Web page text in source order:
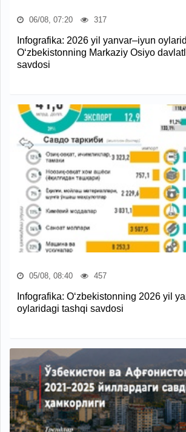
06/08, 07:20 317
Infografika: 2026 yil yanvar–iyun
O‘zbekistonning Markaziy Osiyo
savdosi
05/08, 08:40 457
Infografika: O‘zbekistonning 2026 yil
oylaridagi tashqi savdosi